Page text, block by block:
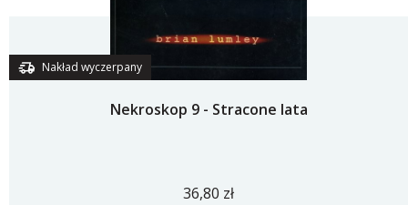
Nakład wyczerpany
Nekroskop 9 - Stracone lata
36,80 zł